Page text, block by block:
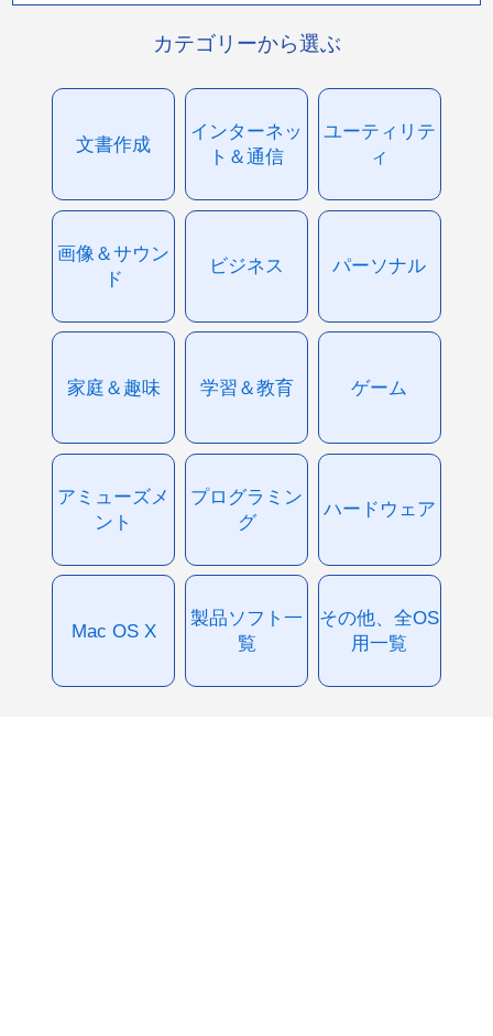
カテゴリーから選ぶ
文書作成
インターネッ
ト＆通信
ユーティリテ
ィ
画像＆サウン
ド
ビジネス パーソナル
家庭＆趣味 学習＆教育 ゲーム
アミューズメ
ント
プログラミン
グ
ハードウェア
Mac OS X
製品ソフト一
覧
その他、全OS
用一覧